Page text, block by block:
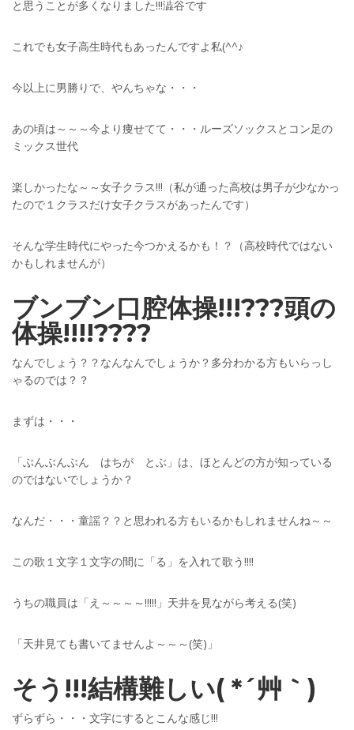
と思うことが多くなりました!!!澁谷です
これでも女子高生時代もあったんですよ私(^^♪
今以上に男勝りで、やんちゃな・・・
あの頃は～～～今より痩せてて・・・ルーズソックスとコン足の
ミックス世代
楽しかったな～～女子クラス!!!（私が通った高校は男子が少なかっ
たので１クラスだけ女子クラスがあったんです）
そんな学生時代にやった今つかえるかも！？（高校時代ではない
かもしれませんが）
ブンブン口腔体操!!!???頭の
体操!!!!????
なんでしょう？？なんなんでしょうか？多分わかる方もいらっし
ゃるのでは？？
まずは・・・
「ぶんぶんぶん はちが とぶ」は、ほとんどの方が知っている
のではないでしょうか？
なんだ・・・童謡？？と思われる方もいるかもしれませんね～～
この歌１文字１文字の間に「る」を入れて歌う!!!!
うちの職員は「え～～～～!!!!!」天井を見ながら考える(笑)
「天井見ても書いてませんよ～～～(笑)」
そう!!!結構難しい( *´艸｀)
ずらずら・・・文字にするとこんな感じ!!!